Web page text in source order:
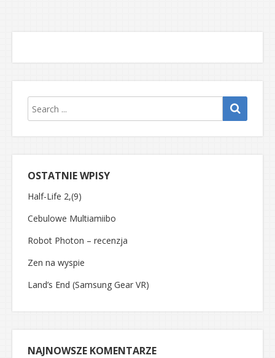
OSTATNIE WPISY
Half-Life 2,(9)
Cebulowe Multiamiibo
Robot Photon – recenzja
Zen na wyspie
Land’s End (Samsung Gear VR)
NAJNOWSZE KOMENTARZE